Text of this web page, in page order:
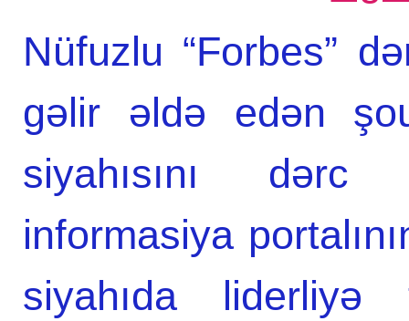
Nüfuzlu “Forbes”
gəlir əldə edən
siyahısını dərc
informasiya
siyahıda liderliyə